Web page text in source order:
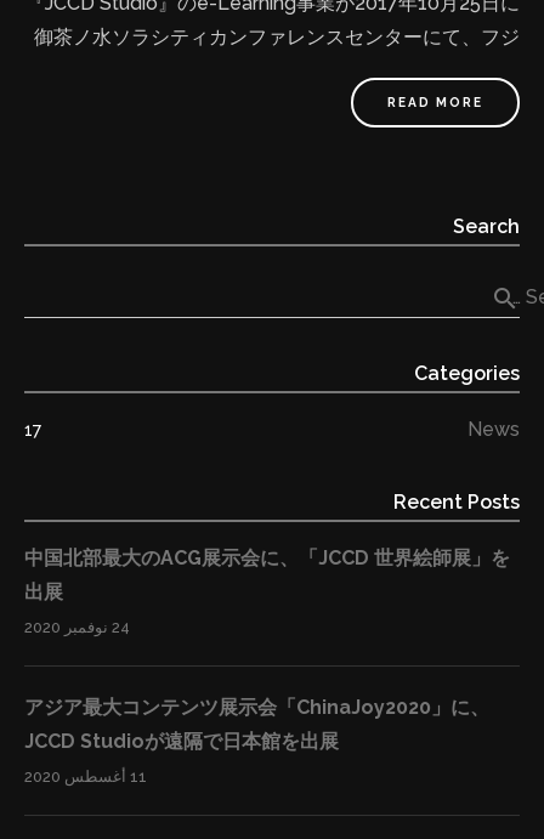
の禁呪詠唱」イラスト担当 https://twitter.com/refeia
メ「甲鉄城のカバネリ」 Concept Artist 担当 Adobe公
て 東洋美術学校は、イラスト、デザイン、3DCG、マン
存修復まで日本のクリエイティブを創る・遺す人材を輩
した。 https://www.to-bi.ac.jp/ ■ JCCD Studio につい
の海外向けコンテンツ商社です。日本人創作者たちなら
トなど、様々な領域にコンテンツを提供しております。
現在は①デザイン輸出、②グローバルOnline出版、
Learning大賞クール・ジャパン特別部門賞」を受賞しま
した。これからはイラスト、音楽、料理、ファッショ
ン、伝統文化など様々なクールジャパンのコンテンツを
世界中の皆様に提供して行きます。 http://jccd-s.com/
まのマッチング交流会。東京都内の中小企業者限定。
日 時：平成29年12月6日（水） 13:00～17:00 会 場：
特定非営利法人映像産業振興機構（ＶＩＰＯ）２階ホー
ル 主 催：東京都 ホームページ:
営する『JCCD Studio』のグローバルOnline出版事業は
ノウハウの可視化、新たな出版の形を構築しています。
言語的、時間的、経済的制約を超えて学べる世界を目指
すため、日本のコンテンツ創作者たちの支援をしなが
ます。 以前にも受賞したグローバルOnline出版事業では
経済的、時間的、場所的制約を超えて、世界13カ国で日
しながら詳細な画像と映像教材をワンセットで提供し、
学生と講師イラストレーターとの1対1の直接コミュニケ
ーション機能等も充実しており、好評を得ています。 事
業が順調に伸びている理由として、日本のイラストレー
の仕事だけで生活できる方はほんの一握りです。一方で
中国では高い技術力のあるイラストレーターが足りてお
らず、学びたい人がたくさんいます。弊社はそこに着目
し、事業を行っています。結果として、現在は500時間
御茶ノ水ソラシティカンファレンスセンターにて、フジ
大賞で「クール·ジャパン特別部門賞」を受賞しました。
日本の様々な分野のコンテンツを世界へ届けていきま
ーの作品をe-Learning出版を通して世界へ発信 今回数多
ンツに関わる様々な方の課題に着目し、コンテンツ市場
ストレーターの高品質な授業を配信し、たくさんのユー
ザーを獲得しました。複数のSNSを運用しながら詳細な
画像と映像教材をワンセットで提供し、学生と講師イラ
人以上獲得し、コメントも数十万を超えました。その理
由として、日本のイラストレーターの方々は高い技術力
があるにも関わらず、日本国内の仕事だけで生活できる
方はほんの一握りです。一方で中国では高い技術力のあ
READ MORE
Search
search
Categories
News
17
Recent Posts
中国北部最大のACG展示会に、「JCCD 世界絵師展」を
出展
24 نوفمبر 2020
アジア最大コンテンツ展示会「ChinaJoy2020」に、
JCCD Studioが遠隔で日本館を出展
11 أغسطس 2020